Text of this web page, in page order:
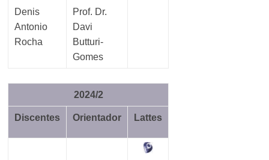
Denis
Antonio
Rocha
Prof. Dr.
Davi
Butturi-
Gomes
2024/2
Discentes Orientador Lattes